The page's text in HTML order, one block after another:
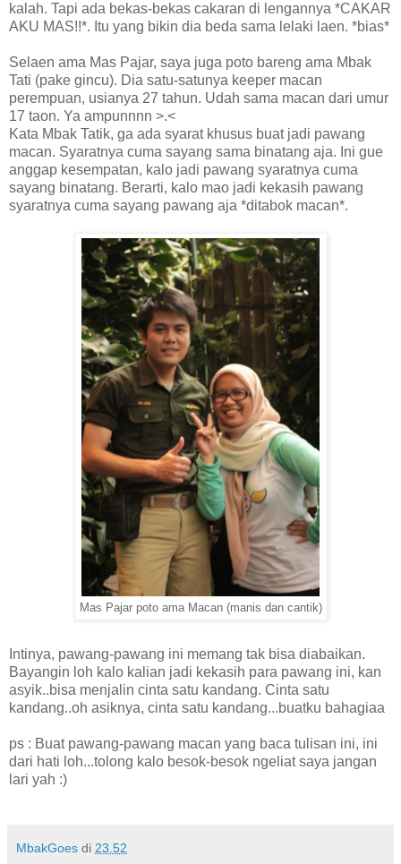
kalah. Tapi ada bekas-bekas cakaran di lengannya *CAKAR
AKU MAS!!*. Itu yang bikin dia beda sama lelaki laen. *bias*
Selaen ama Mas Pajar, saya juga poto bareng ama Mbak
Tati (pake gincu). Dia satu-satunya keeper macan
perempuan, usianya 27 tahun. Udah sama macan dari umur
17 taon. Ya ampunnnn >.<
Kata Mbak Tatik, ga ada syarat khusus buat jadi pawang
macan. Syaratnya cuma sayang sama binatang aja. Ini gue
anggap kesempatan, kalo jadi pawang syaratnya cuma
sayang binatang. Berarti, kalo mao jadi kekasih pawang
syaratnya cuma sayang pawang aja *ditabok macan*.
Mas Pajar poto ama Macan (manis dan cantik)
Intinya, pawang-pawang ini memang tak bisa diabaikan.
Bayangin loh kalo kalian jadi kekasih para pawang ini, kan
asyik..bisa menjalin cinta satu kandang. Cinta satu
kandang..oh asiknya, cinta satu kandang...buatku bahagiaa
ps : Buat pawang-pawang macan yang baca tulisan ini, ini
dari hati loh...tolong kalo besok-besok ngeliat saya jangan
lari yah :)
MbakGoes di 23.52